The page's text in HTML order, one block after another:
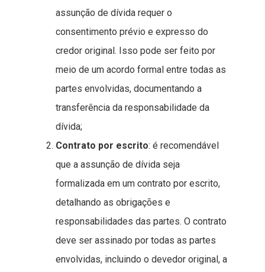
assunção de dívida requer o
consentimento prévio e expresso do
credor original. Isso pode ser feito por
meio de um acordo formal entre todas as
partes envolvidas, documentando a
transferência da responsabilidade da
dívida;
Contrato por escrito: é recomendável
que a assunção de dívida seja
formalizada em um contrato por escrito,
detalhando as obrigações e
responsabilidades das partes. O contrato
deve ser assinado por todas as partes
envolvidas, incluindo o devedor original, a